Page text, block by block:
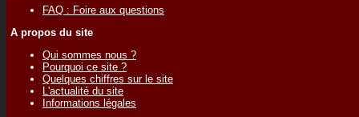
FAQ : Foire aux questions
A propos du site
Qui sommes nous ?
Pourquoi ce site ?
Quelques chiffres sur le site
L'actualité du site
Informations légales